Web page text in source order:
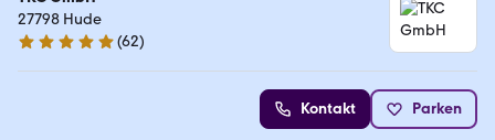
27798 Hude
5 Sterne
(62)
Kontakt Parken